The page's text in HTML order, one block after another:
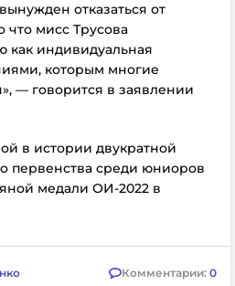
отказаться от
что мисс Трусова
индивидуальная
которым многие
— говорится в заявлении
в истории двукратной
первенства среди юниоров
медали ОИ-2022 в
Комментарии: 0